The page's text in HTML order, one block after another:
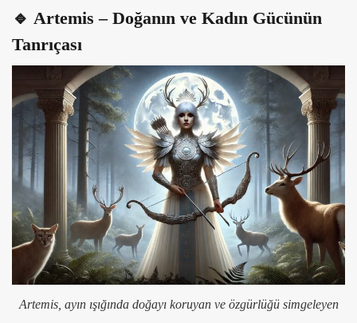
🔹 Artemis – Doğanın ve Kadın Gücünün
Tanrıçası
Artemis, ayın ışığında doğayı koruyan ve özgürlüğü simgeleyen